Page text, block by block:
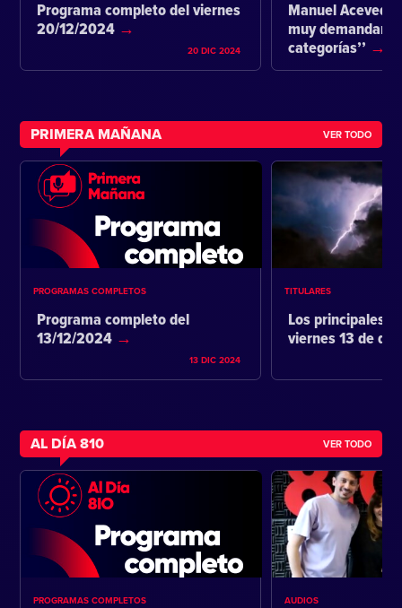
Programa completo del viernes
20/12/2024
20 DIC 2024
Manuel
muy
categorías’’
PRIMERA MAÑANA VER TODO
PROGRAMAS COMPLETOS
Programa completo del
13/12/2024
13 DIC 2024
TITULARES
Los principales
viernes 13 de
AL DÍA 810 VER TODO
PROGRAMAS COMPLETOS AUDIOS